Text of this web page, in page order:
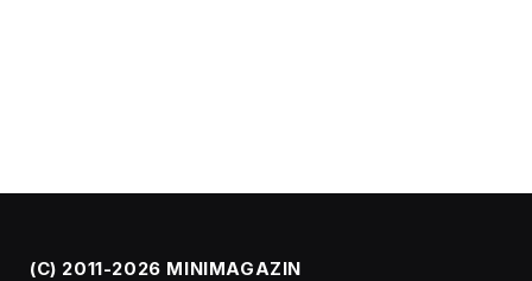
(C) 2011-2026 MINIMAGAZIN